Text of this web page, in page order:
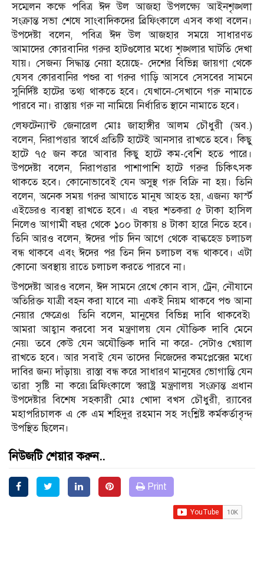
সম্মেলন কক্ষে পবিত্র ঈদ উল আজহা উপলক্ষ্যে আইনশৃঙ্খলা
সংক্রান্ত সভা শেষে সাংবাদিকদের ব্রিফিংকালে এসব কথা বলেন।
উপদেষ্টা বলেন, পবিত্র ঈদ উল আজহার সময়ে সাধারণত
আমাদের কোরবানির গরুর হাটগুলোর মধ্যে শৃঙ্খলার ঘাটতি দেখা
যায়। সেজন্য সিদ্ধান্ত নেয়া হয়েছে- দেশের বিভিন্ন জায়গা থেকে
যেসব কোরবানির পশুর বা গরুর গাড়ি আসবে সেসবের সামনে
সুনির্দিষ্ট হাটের তথ্য থাকতে হবে। যেখানে-সেখানে গরু নামাতে
পারবে না। রাস্তায় গরু না নামিয়ে নির্ধারিত স্থানে নামাতে হবে।
লেফটেন্যান্ট জেনারেল মোঃ জাহাঙ্গীর আলম চৌধুরী (অব.)
বলেন, নিরাপত্তার স্বার্থে প্রতিটি হাটেই আনসার রাখতে হবে। কিছু
হাটে ৭৫ জন করে আবার কিছু হাটে কম-বেশি হতে পারে।
উপদেষ্টা বলেন, নিরাপত্তার পাশাপাশি হাটে গরুর চিকিৎসক
থাকতে হবে। কোনোভাবেই যেন অসুস্থ গরু বিক্রি না হয়। তিনি
বলেন, অনেক সময় গরুর আঘাতে মানুষ আহত হয়, এজন্য ফার্স্ট
এইডেরও ব্যবস্থা রাখতে হবে। এ বছর শতকরা ৫ টাকা হাসিল
নিলেও আগামী বছর থেকে ১০০ টাকায় ৪ টাকা হারে নিতে হবে।
তিনি আরও বলেন, ঈদের পাঁচ দিন আগে থেকে বাল্কহেড চলাচল
বন্ধ থাকবে এবং ঈদের পর তিন দিন চলাচল বন্ধ থাকবে। এটা
কোনো অবস্থায় রাতে চলাচল করতে পারবে না।
উপদেষ্টা আরও বলেন, ঈদ সামনে রেখে কোন বাস, ট্রেন, নৌযানে
অতিরিক্ত যাত্রী বহন করা যাবে না৷ একই নিয়ম থাকবে পশু আনা
নেয়ার ক্ষেত্রেও৷ তিনি বলেন, মানুষের বিভিন্ন দাবি থাকবেই৷
আমরা আহ্বান করবো সব মন্ত্রণালয় যেন যৌক্তিক দাবি মেনে
নেয়৷ তবে কেউ যেন অযৌক্তিক দাবি না করে- সেটাও খেয়াল
রাখতে হবে। আর সবাই যেন তাদের নিজেদের কমপ্লেক্সের মধ্যে
দাবির জন্য দাঁড়ায়৷ রাস্তা বন্ধ করে সাধারণ মানুষের ভোগান্তি যেন
তারা সৃষ্টি না করে৷ব্রিফিংকালে স্বরাষ্ট্র মন্ত্রণালয় সংক্রান্ত প্রধান
উপদেষ্টার বিশেষ সহকারী মোঃ খোদা বখস চৌধুরী, র‌্যাবের
মহাপরিচালক এ কে এম শহিদুর রহমান সহ সংশ্লিষ্ট কর্মকর্তাবৃন্দ
উপস্থিত ছিলেন।
নিউজটি শেয়ার করুন..
Print